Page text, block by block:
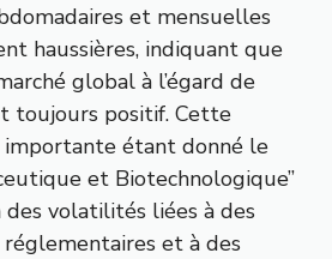
et mensuelles
haussières, indiquant que
global à l’égard de
toujours positif. Cette
importante étant donné le
et Biotechnologique”
des volatilités liées à des
et à des